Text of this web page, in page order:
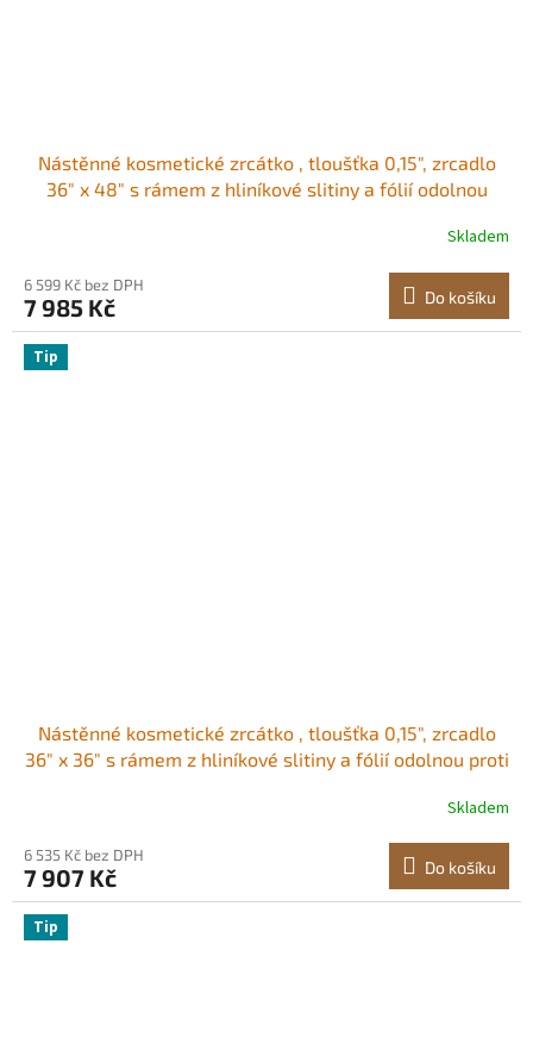
Nástěnné kosmetické zrcátko , tloušťka 0,15", zrcadlo
36" x 48" s rámem z hliníkové slitiny a fólií odolnou
Skladem
6 599 Kč bez DPH
7 985 Kč Do košíku
Tip
Nástěnné kosmetické zrcátko , tloušťka 0,15", zrcadlo
36" x 36" s rámem z hliníkové slitiny a fólií odolnou proti
tvaru Z, vhodné do koupelny/ložnice/obývacího pokoje
Skladem
6 535 Kč bez DPH
7 907 Kč Do košíku
Tip